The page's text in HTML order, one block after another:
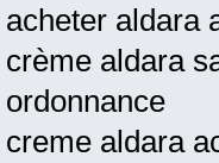
acheter aldara
crème aldara
ordonnance
creme aldara